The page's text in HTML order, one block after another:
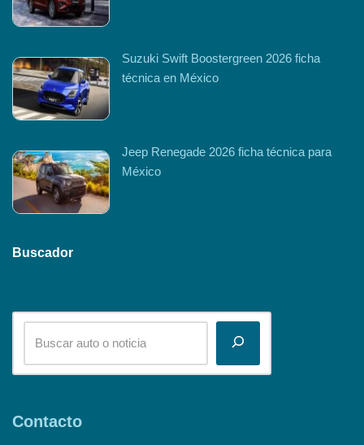
Suzuki Swift Boostergreen 2026 ficha
técnica en México
Jeep Renegade 2026 ficha técnica para
México
Buscador
Contacto